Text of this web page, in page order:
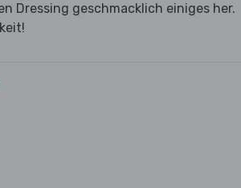
Dressing geschmacklich einiges her.